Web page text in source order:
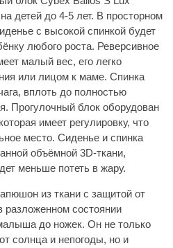
детей до 4-5 лет. В просторном
с высокой спинкой будет
любого роста. Реверсивное
малый вес, его легко
или лицом к маме. Спинка
вплоть до полностью
Прогулочный блок оборудован
имеет регулировку, что
место. Сиденье и спинка
объёмной 3D-ткани,
меньше потеть в жару.
из ткани с защитой от
разложенном состоянии
до ножек. Он не только
солнца и непогоды, но и